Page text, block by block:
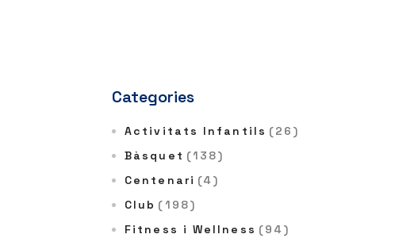
Categories
Activitats Infantils (26)
Bàsquet (138)
Centenari (4)
Club (198)
Fitness i Wellness (94)